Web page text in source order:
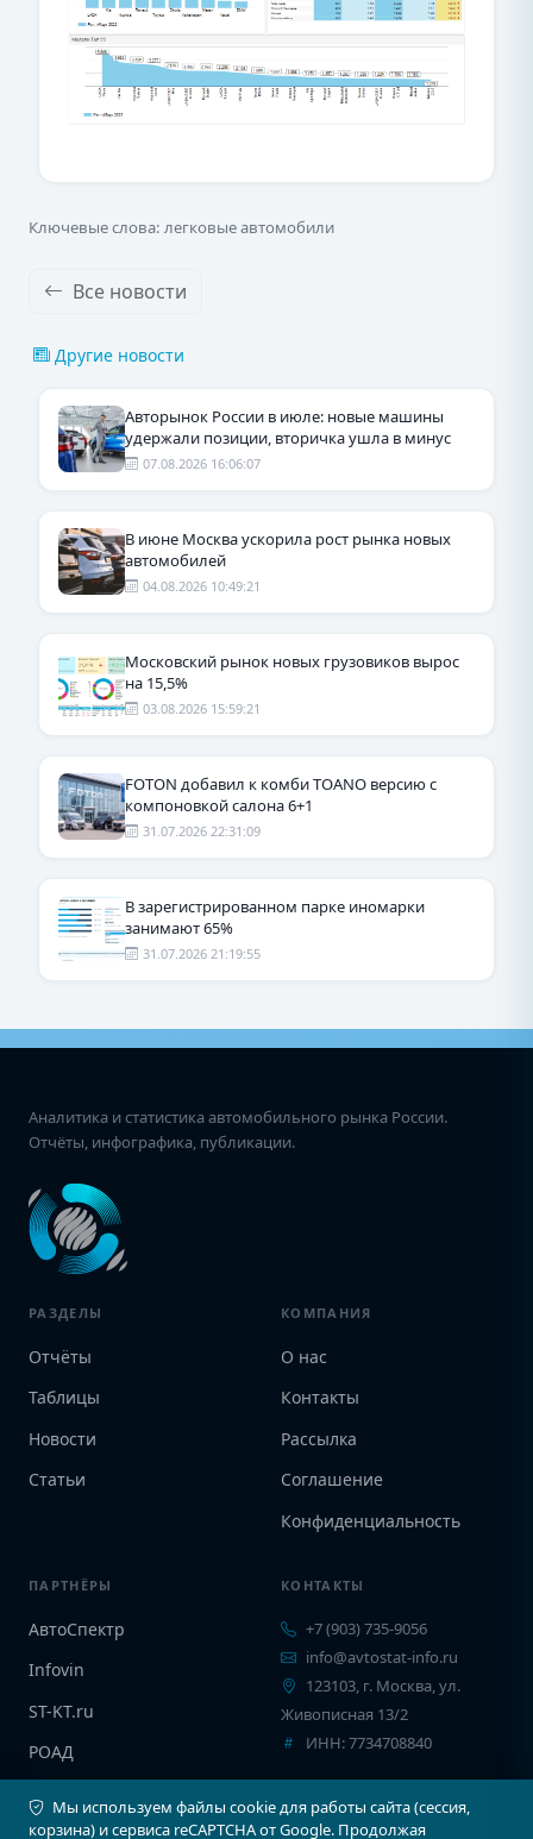
Ключевые слова: легковые автомобили
Все новости
Другие новости
Авторынок России в июле: новые машины
удержали позиции, вторичка ушла в минус
07.08.2026 16:06:07
В июне Москва ускорила рост рынка новых
автомобилей
04.08.2026 10:49:21
Московский рынок новых грузовиков вырос
на 15,5%
03.08.2026 15:59:21
FOTON добавил к комби TOANO версию с
компоновкой салона 6+1
31.07.2026 22:31:09
В зарегистрированном парке иномарки
занимают 65%
31.07.2026 21:19:55
Аналитика и статистика автомобильного рынка России.
Отчёты, инфографика, публикации.
РАЗДЕЛЫ
Отчёты
Таблицы
Новости
Статьи
КОМПАНИЯ
О нас
Контакты
Рассылка
Соглашение
Конфиденциальность
ПАРТНЁРЫ
АвтоСпектр
Infovin
ST-KT.ru
РОАД
КОНТАКТЫ
+7 (903) 735-9056
info@avtostat-info.ru
123103, г. Москва, ул.
Живописная 13/2
ИНН: 7734708840
Мы используем файлы cookie для работы сайта (сессия,
корзина) и сервиса reCAPTCHA от Google. Продолжая